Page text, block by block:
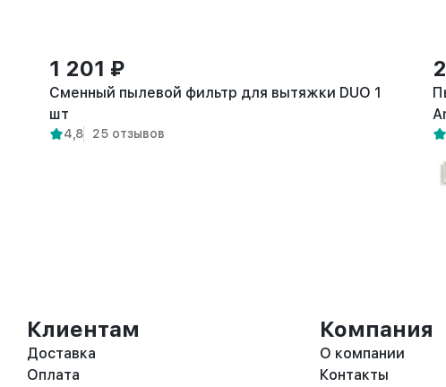
1 201 ₽
Сменный пылевой фильтр для вытяжки DUO 1
шт
4,8 25 отзывов
Клиентам
Доставка
Оплата
Компания
О компании
Контакты